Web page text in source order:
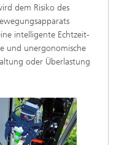
dem Risiko des
intelligente Echtzeit-
und unergonomische
oder Überlastung